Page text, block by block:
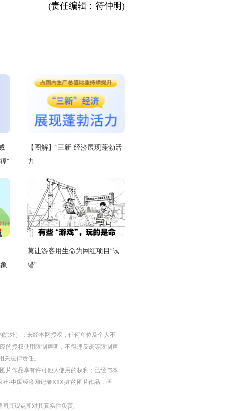
(责任编辑：符仲明)
”
【图解】“三新”经济展现蓬勃活
力
莫让游客用生命为网红项目“试
错”
外）；未经本网授权，任何单位及个人不
的授权使用限制声明，不得违反该等限制声
法律责任。
片作品享有许可他人使用的权利；已经与本
-中国经济网记者XXX摄'的图片作品，否
其观点和对其真实性负责。